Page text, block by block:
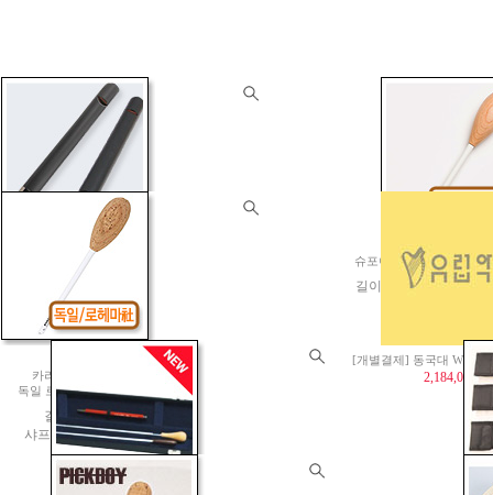
[독일 Rohema 社 직수입]
슬라이드휘슬 25cm
22,000원
슈포어(Spohr) / 독일 로
길이: 36.5cm 샤프트:
카라얀(K-model)
독일 로헤마 社 지휘봉
길이 : 39cm
샤프트 : Hornbeam
35,000원
[개별결제] 동국대 WISE
2,184,000원